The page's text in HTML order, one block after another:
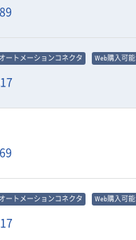
オートメーションコネクタ Web購入可能
オートメーションコネクタ Web購入可能